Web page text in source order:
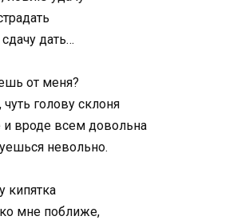
дать…
от меня?
голову склоня
вроде всем довольна
невольно.
кипятка
мне поближе,